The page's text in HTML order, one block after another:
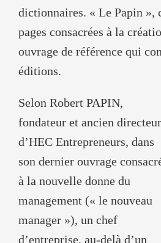
dictionnaires. « Le Papin »,
pages consacrées à la
ouvrage de référence qui
éditions.
Selon Robert PAPIN,
fondateur et ancien directeur
d’HEC Entrepreneurs, dans
son dernier ouvrage
à la nouvelle donne du
management (« le nouveau
manager »), un chef
d’entreprise, au-delà d’un